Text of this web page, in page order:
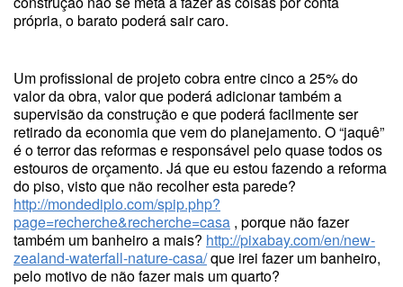
própria, o barato poderá sair caro.
Um profissional de projeto cobra entre cinco a 25% do
valor da obra, valor que poderá adicionar também a
supervisão da construção e que poderá facilmente ser
retirado da economia que vem do planejamento. O “jaquê”
é o terror das reformas e responsável pelo quase todos os
estouros de orçamento. Já que eu estou fazendo a reforma
do piso, visto que não recolher esta parede?
http://mondediplo.com/spip.php?
page=recherche&recherche=casa , porque não fazer
também um banheiro a mais? http://pixabay.com/en/new-
zealand-waterfall-nature-casa/que irei fazer um banheiro,
pelo motivo de não fazer mais um quarto?